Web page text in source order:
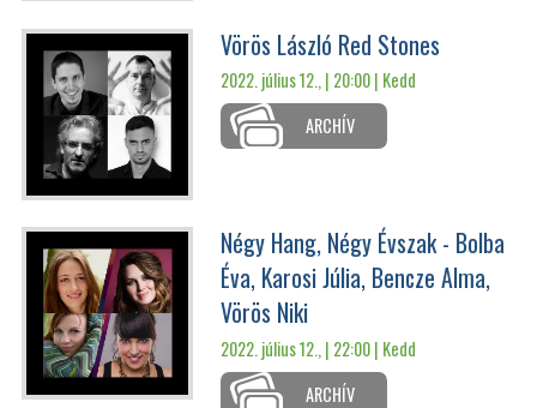
Vörös László Red Stones
2022. július 12., | 20:00 | Kedd
ARCHÍV
Négy Hang, Négy Évszak - Bolba
Éva, Karosi Júlia, Bencze Alma,
Vörös Niki
2022. július 12., | 22:00 | Kedd
ARCHÍV